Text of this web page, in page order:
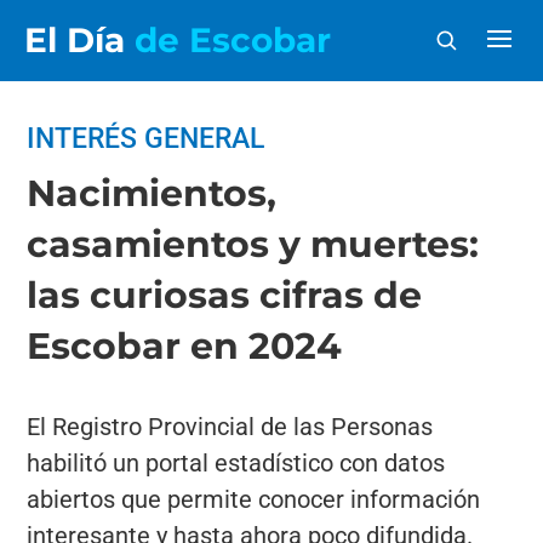
El Día de Escobar
INTERÉS GENERAL
Nacimientos,
casamientos y muertes:
las curiosas cifras de
Escobar en 2024
El Registro Provincial de las Personas
habilitó un portal estadístico con datos
abiertos que permite conocer información
interesante y hasta ahora poco difundida.